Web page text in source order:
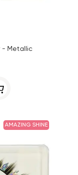
- Metallic
AMAZING SHINE